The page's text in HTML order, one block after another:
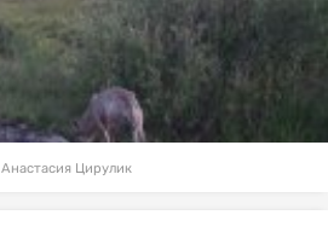
Анастасия Цирулик